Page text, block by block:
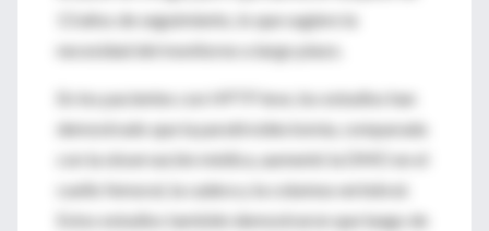
13 años de seguimiento, lo que sugiere la
necesidad del monitoreo a largo plazo.
En los pacientes con HPTP leve, los estudios han
demostrado que la paratiroidectomía, comparada
con la observación médica, aumentó la DMO en el
cuello femoral, la cadera y la columna vertebral.
Estos estudios también demostraron que luego de